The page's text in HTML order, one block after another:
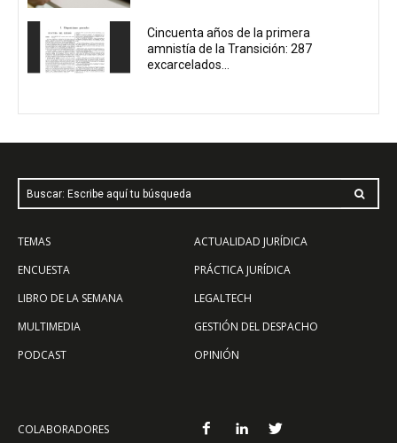
Cincuenta años de la primera
amnistía de la Transición: 287
excarcelados...
Buscar: Escribe aquí tu búsqueda
TEMAS
ENCUESTA
LIBRO DE LA SEMANA
MULTIMEDIA
PODCAST
ACTUALIDAD JURÍDICA
PRÁCTICA JURÍDICA
LEGALTECH
GESTIÓN DEL DESPACHO
OPINIÓN
COLABORADORES